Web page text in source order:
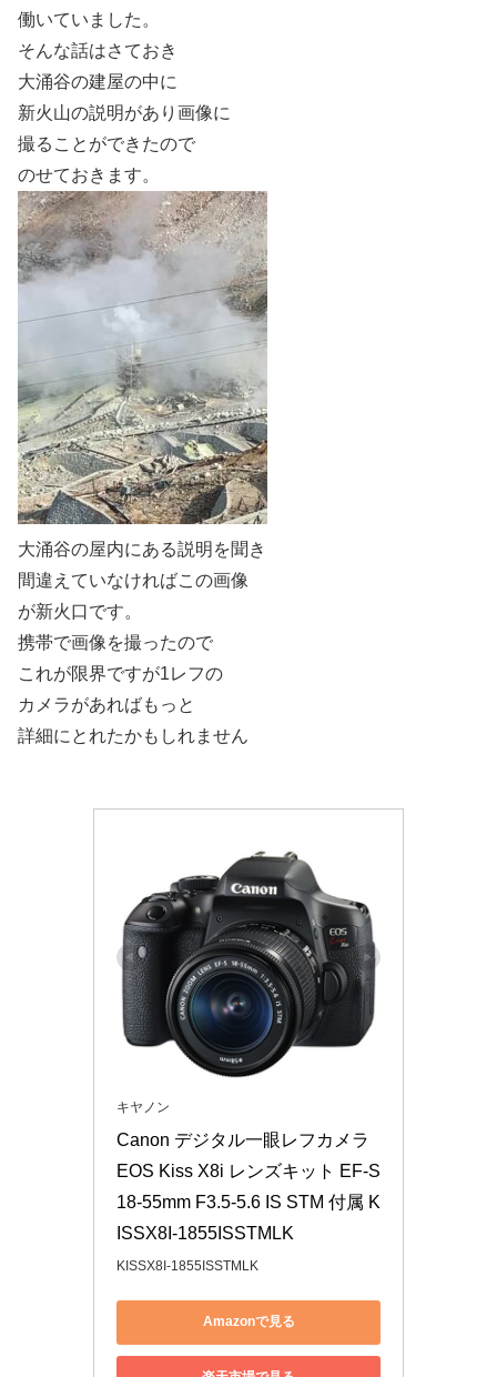
働いていました。
そんな話はさておき
大涌谷の建屋の中に
新火山の説明があり画像に
撮ることができたので
のせておきます。
大涌谷の屋内にある説明を聞き
間違えていなければこの画像
が新火口です。
携帯で画像を撮ったので
これが限界ですが1レフの
カメラがあればもっと
詳細にとれたかもしれません
キヤノン
Canon デジタル一眼レフカメラ
EOS Kiss X8i レンズキット EF-S
18-55mm F3.5-5.6 IS STM 付属 K
ISSX8I-1855ISSTMLK
KISSX8I-1855ISSTMLK
Amazonで見る